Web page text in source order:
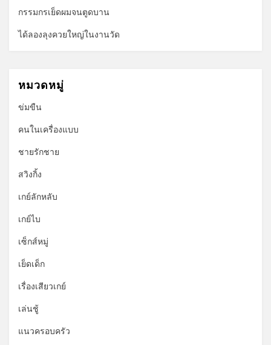
กรรมกรเย็ดผมจนตูดบาน
ได้ลองลุงควยใหญ่ในงานวัด
หมวดหมู่
ข่มขืน
คนในเครื่องแบบ
ชายรักชาย
สวิงกิ้ง
เกย์ลักหลับ
เกย์ไบ
เซ็กส์หมู่
เย็ดเด็ก
เรื่องเสียวเกย์
เล่นชู้
แนวครอบครัว